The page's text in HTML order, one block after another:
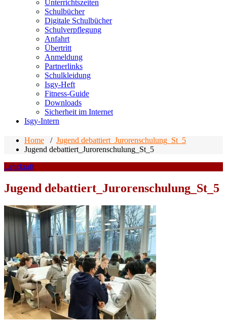
Unterrichtszeiten
Schulbücher
Digitale Schulbücher
Schulverpflegung
Anfahrt
Übertritt
Anmeldung
Partnerlinks
Schulkleidung
Isgy-Heft
Fitness-Guide
Downloads
Sicherheit im Internet
Isgy-Intern
Home / Jugend debattiert_Jurorenschulung_St_5
Jugend debattiert_Jurorenschulung_St_5
Lehrkraft
Jugend debattiert_Jurorenschulung_St_5